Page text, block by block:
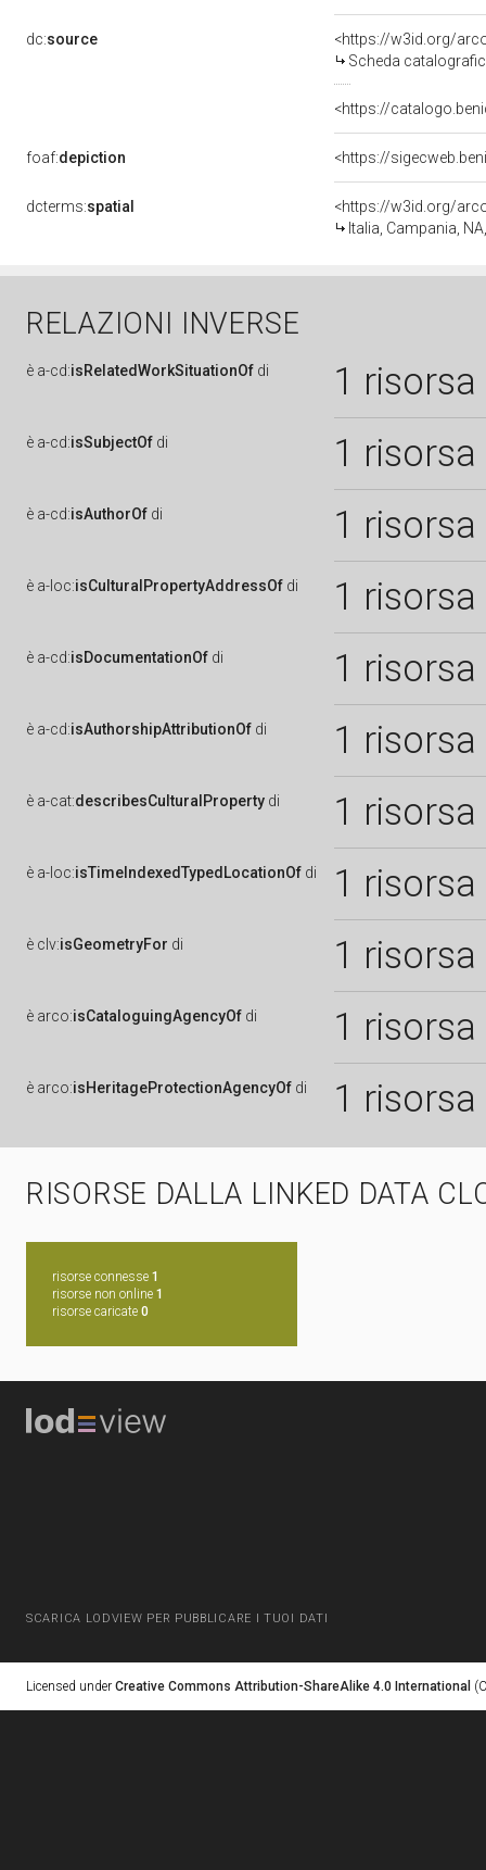
dc:source
<https://w3id.org/
Scheda
<https://
foaf:depiction <https://
dcterms:spatial
<https://w3id.org/
Italia, Campania,
RELAZIONI INVERSE
è a-cd:isRelatedWorkSituationOf di 1 risorsa
è a-cd:isSubjectOf di 1 risorsa
è a-cd:isAuthorOf di 1 risorsa
è a-loc:isCulturalPropertyAddressOf di 1 risorsa
è a-cd:isDocumentationOf di 1 risorsa
è a-cd:isAuthorshipAttributionOf di 1 risorsa
è a-cat:describesCulturalProperty di 1 risorsa
è a-loc:isTimeIndexedTypedLocationOf di 1 risorsa
è clv:isGeometryFor di 1 risorsa
è arco:isCataloguingAgencyOf di 1 risorsa
è arco:isHeritageProtectionAgencyOf di 1 risorsa
RISORSE DALLA LINKED DATA
risorse connesse 1
risorse non online 1
risorse caricate 0
SCARICA LODVIEW PER PUBBLICARE I TUOI DATI
Licensed under Creative Commons Attribution-ShareAlike 4.0 International